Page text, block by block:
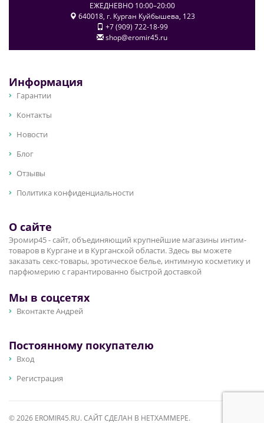
ЕЖЕДНЕВНО 10:00–20:00
640018, г. Курган Куйбышева, 123
+7 (909) 722-18-99
shop@eromir45.ru
Информация
Гарантии
Контакты
Новости
Блог
Отзывы
Политика конфиденциальности
О сайте
Эромир45 - сайт, объединяющий крупнейшие магазины интим-
товаров в Кургане и в Курганской области. Здесь вы можете
заказать секс-товары, эротическое белье, интимную косметику и
парфюмерию с гарантированно быстрой доставкой
Мы в соцсетях
Вконтакте Андрей
Постоянному покупателю
Вход
Регистрация
© 2026 EROMIR45.RU. САЙТ СДЕЛАН В НЕТХАММЕРЕ.